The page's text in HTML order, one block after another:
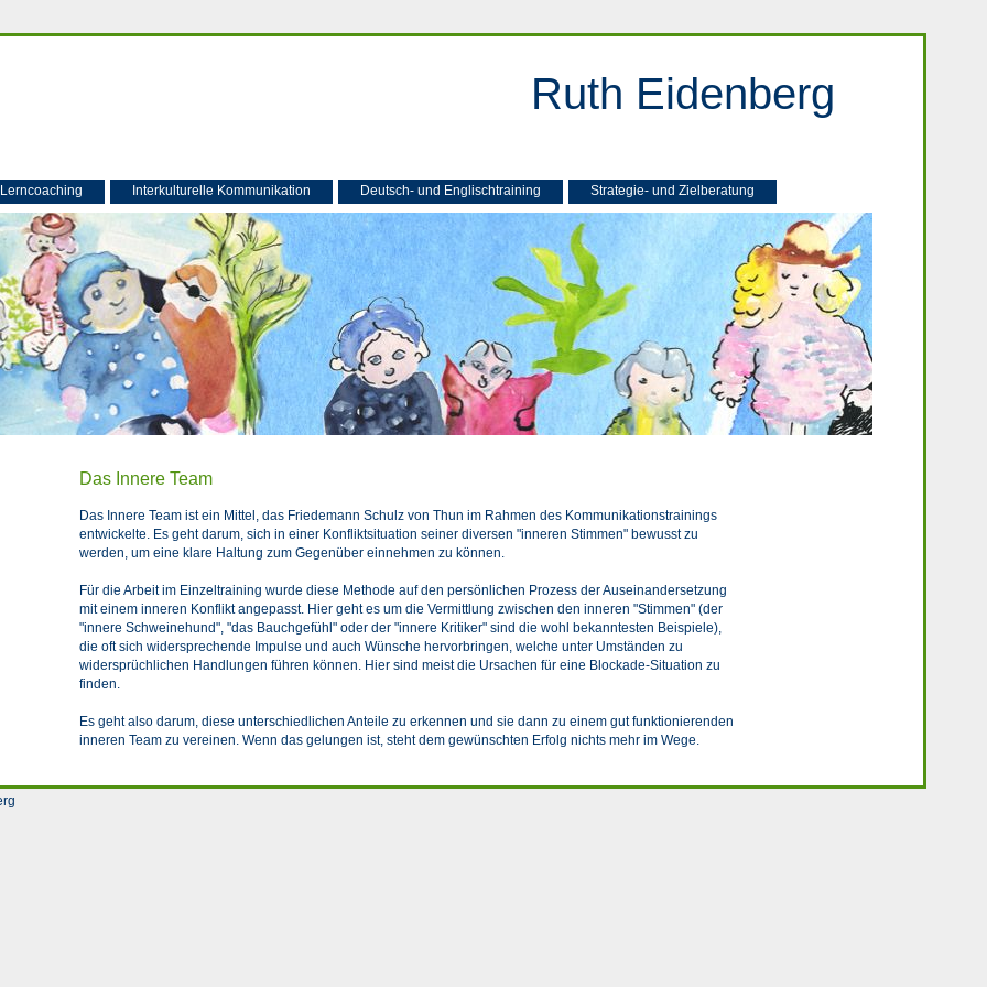
Ruth Eidenberg
Lerncoaching Interkulturelle Kommunikation Deutsch- und Englischtraining Strategie- und Zielberatung
Das Innere Team
Das Innere Team ist ein Mittel, das Friedemann Schulz von Thun im Rahmen des Kommunikationstrainings
entwickelte. Es geht darum, sich in einer Konfliktsituation seiner diversen "inneren Stimmen" bewusst zu
werden, um eine klare Haltung zum Gegenüber einnehmen zu können.
Für die Arbeit im Einzeltraining wurde diese Methode auf den persönlichen Prozess der Auseinandersetzung
mit einem inneren Konflikt angepasst. Hier geht es um die Vermittlung zwischen den inneren "Stimmen" (der
"innere Schweinehund", "das Bauchgefühl" oder der "innere Kritiker" sind die wohl bekanntesten Beispiele),
die oft sich widersprechende Impulse und auch Wünsche hervorbringen, welche unter Umständen zu
widersprüchlichen Handlungen führen können. Hier sind meist die Ursachen für eine Blockade-Situation zu
finden.
Es geht also darum, diese unterschiedlichen Anteile zu erkennen und sie dann zu einem gut funktionierenden
inneren Team zu vereinen. Wenn das gelungen ist, steht dem gewünschten Erfolg nichts mehr im Wege.